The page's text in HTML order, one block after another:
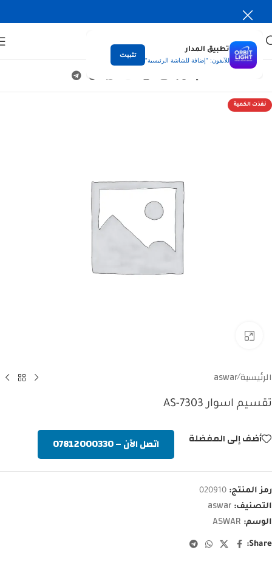
تطبيق المدار
للآيفون: "إضافة للشاشة الرئيسية"
تثبيت
نفذت الكمية
الرئيسية/
aswar
تقسيم اسوار AS-7303
أضف إلى المفضلة اتصل الآن – 07812000330
رمز المنتج: 020910
التصنيف: aswar
الوسم: ASWAR
Share: